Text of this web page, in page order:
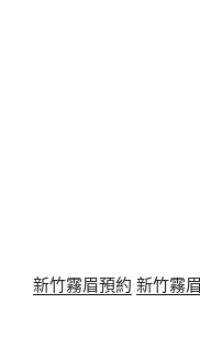
新竹霧眉預約 新竹霧